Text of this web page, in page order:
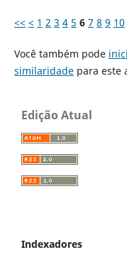
<< < 1 2 3 4 5 6 7 8 9 10
Você também pode
similaridadepara este
Edição Atual
Indexadores